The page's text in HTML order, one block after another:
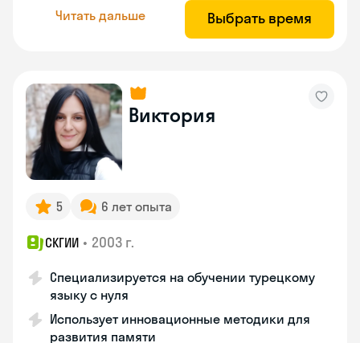
Читать дальше Выбрать время
Виктория
5 6 лет опыта
СКГИИ • 2003 г.
Специализируется на обучении турецкому
языку с нуля
Использует инновационные методики для
развития памяти